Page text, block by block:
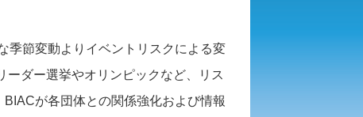
季節変動よりイベントリスクによる変
ーダー選挙やオリンピックなど、リス
BIACが各団体との関係強化および情報